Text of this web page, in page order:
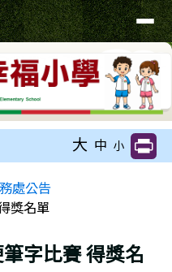
大 中 小
處公告
獎名單
字比賽 得獎名